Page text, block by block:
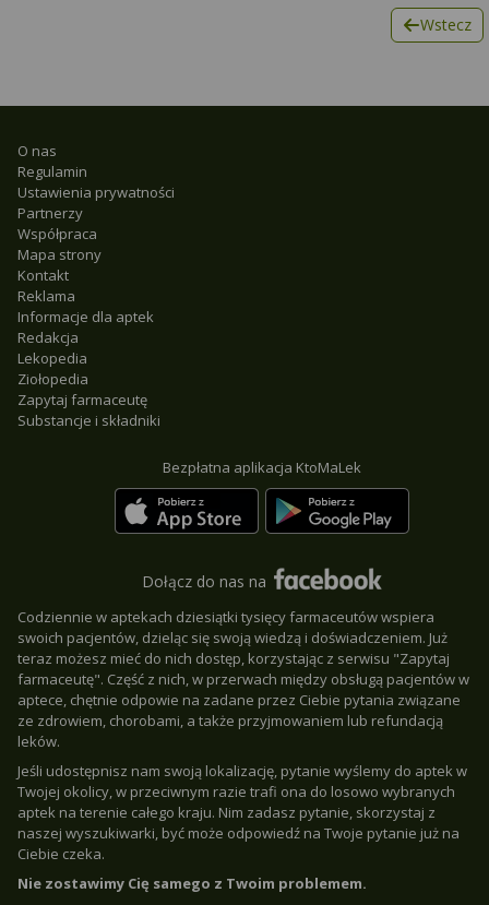
Wstecz
O nas
Regulamin
Ustawienia prywatności
Partnerzy
Współpraca
Mapa strony
Kontakt
Reklama
Informacje dla aptek
Redakcja
Lekopedia
Ziołopedia
Zapytaj farmaceutę
Substancje i składniki
Bezpłatna aplikacja KtoMaLek
Dołącz do nas na
Codziennie w aptekach dziesiątki tysięcy farmaceutów wspiera
swoich pacjentów, dzieląc się swoją wiedzą i doświadczeniem. Już
teraz możesz mieć do nich dostęp, korzystając z serwisu "Zapytaj
farmaceutę". Część z nich, w przerwach między obsługą pacjentów w
aptece, chętnie odpowie na zadane przez Ciebie pytania związane
ze zdrowiem, chorobami, a także przyjmowaniem lub refundacją
leków.
Jeśli udostępnisz nam swoją lokalizację, pytanie wyślemy do aptek w
Twojej okolicy, w przeciwnym razie trafi ona do losowo wybranych
aptek na terenie całego kraju. Nim zadasz pytanie, skorzystaj z
naszej wyszukiwarki, być może odpowiedź na Twoje pytanie już na
Ciebie czeka.
Nie zostawimy Cię samego z Twoim problemem.